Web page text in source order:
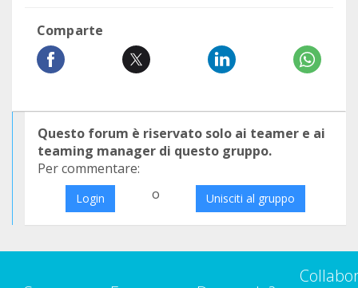
Comparte
Questo forum è riservato solo ai teamer e ai
teaming manager di questo gruppo.
Per commentare:
Login o Unisciti al gruppo